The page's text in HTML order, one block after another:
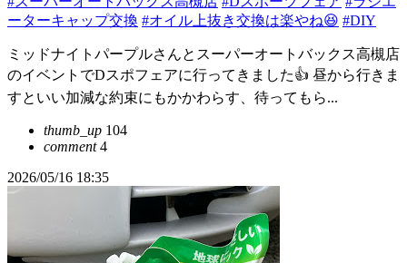
ーターキャップ交換 #オイル上抜き交換は楽やね😆 #DIY
ミッドナイトパープルさんとスーパーオートバックス高槻店
のイベントでDスポフェアに行ってきました👍 昼から行きま
すといい加減な約束にもかかわらす、待ってもら...
thumb_up 104
comment4
2026/05/16 18:35